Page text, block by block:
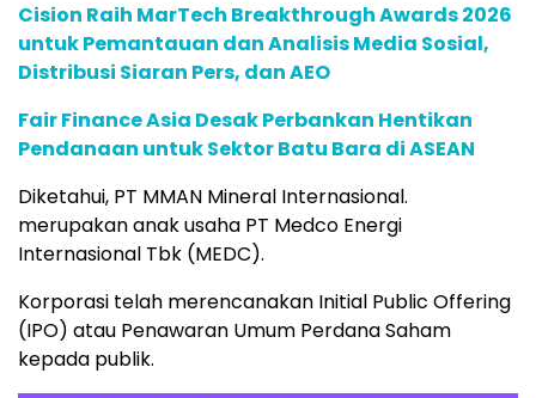
Cision Raih MarTech Breakthrough Awards 2026
untuk Pemantauan dan Analisis Media Sosial,
Distribusi Siaran Pers, dan AEO
Fair Finance Asia Desak Perbankan Hentikan
Pendanaan untuk Sektor Batu Bara di ASEAN
Diketahui, PT MMAN Mineral Internasional.
merupakan anak usaha PT Medco Energi
Internasional Tbk (MEDC).
Korporasi telah merencanakan Initial Public Offering
(IPO) atau Penawaran Umum Perdana Saham
kepada publik.